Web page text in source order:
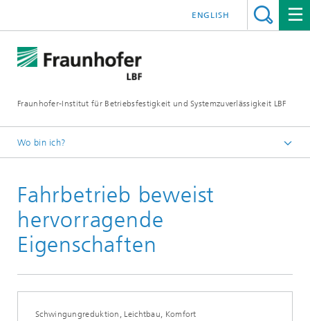
Fraunhofer-Institut für Betriebsfestigkeit und Systemzuverlässigkeit LBF
ENGLISH
Wo bin ich?
Publikationen
Fahrbetrieb beweist
hervorragende
Eigenschaften
Schwingungreduktion, Leichtbau, Komfort